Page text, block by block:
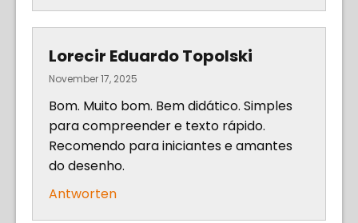
Lorecir Eduardo Topolski
November 17, 2025
Bom. Muito bom. Bem didático. Simples
para compreender e texto rápido.
Recomendo para iniciantes e amantes
do desenho.
Antworten